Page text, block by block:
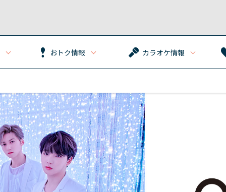
おトク情報 カラオケ情報